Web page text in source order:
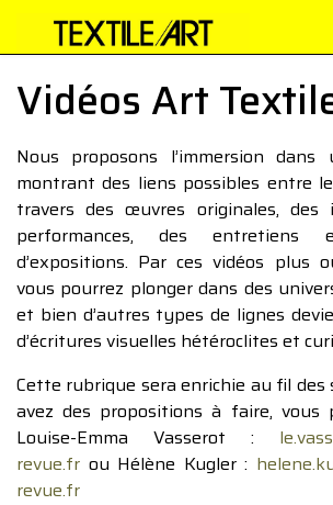
Vidéos Art
Nous proposons l’immersion dans
montrant des liens possibles entre
travers des œuvres originales, des
performances, des
d’expositions. Par ces vidéos plus
vous pourrez plonger dans des
et bien d’autres types de lignes
d’écritures visuelles hétéroclites et
Cette rubrique sera enrichie au fil des
avez des propositions à faire, vous
Louise-Emma Vasserot :
revue.fr ou Hélène Kugler :
revue.fr